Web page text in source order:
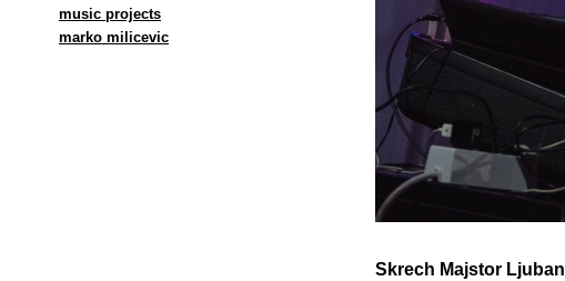
music projects
marko milicevic
Skrech Majstor Ljuban